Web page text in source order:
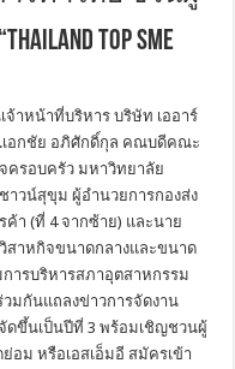
TOP SME
จ้าหน้าที่บริหาร บริษัท เออาร์
เอกชัย อภิศักดิ์กุล คณบดีคณะ
รอบครัว มหาวิทยาลัย
าวน์สุขุม ผู้อำนวยการกองส่ง
า (ที่ 4 จากซ้าย) และนาย
สาหกิจขนาดกลางและขนาด
ารบริหารสภาอุตสาหกรรม
วมกันแถลงข่าวการจัดงาน
งจัดขึ้นเป็นปีที่ 3 พร้อมเชิญชวนผู้
อม หรือเอสเอ็มอี สมัครเข้า